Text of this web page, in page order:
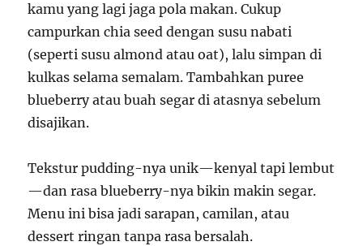
kamu yang lagi jaga pola makan. Cukup
campurkan chia seed dengan susu nabati
(seperti susu almond atau oat), lalu simpan di
kulkas selama semalam. Tambahkan puree
blueberry atau buah segar di atasnya sebelum
disajikan.
Tekstur pudding-nya unik—kenyal tapi lembut
—dan rasa blueberry-nya bikin makin segar.
Menu ini bisa jadi sarapan, camilan, atau
dessert ringan tanpa rasa bersalah.